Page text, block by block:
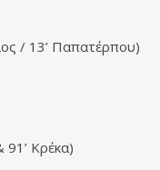
/ 13’ Παπατέρπου)
91’ Κρέκα)